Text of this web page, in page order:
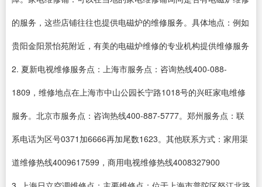
的服务，这些店铺往往也提供电磁炉的维修服务。具体地点：例如
贵阳金阳景怡苑附近，有美的电磁炉维修的专业机构提供维修服务
2. 夏新电视维修服务点：上海市服务点：咨询热线400-088-
1809，维修地点在上海市中山公园长宁路1018号的兴旺家电维修
服务。北京市服务点：咨询热线400-887-5777。郑州服务点：联
系电话为区号0371加6666再加尾数1623。其他联系方式：家用渠
道维修热线4009617599，商用电视维修热线4008327900